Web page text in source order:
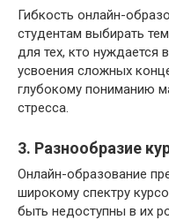
Гибкость онлайн-
студентам выбирать
для тех, кто нуждается
усвоения сложных
глубокому пониманию
стресса.
3. Разнообразие
Онлайн-образование
широкому спектру
быть недоступны в их